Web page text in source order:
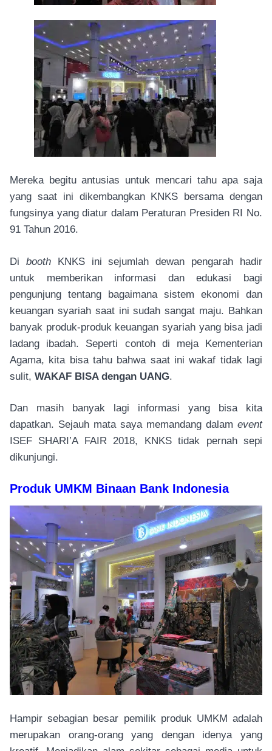
Mereka begitu antusias untuk mencari tahu apa saja
yang saat ini dikembangkan KNKS bersama dengan
fungsinya yang diatur dalam Peraturan Presiden RI No.
91 Tahun 2016.
Di booth KNKS ini sejumlah dewan pengarah hadir
untuk memberikan informasi dan edukasi bagi
pengunjung tentang bagaimana sistem ekonomi dan
keuangan syariah saat ini sudah sangat maju. Bahkan
banyak produk-produk keuangan syariah yang bisa jadi
ladang ibadah. Seperti contoh di meja Kementerian
Agama, kita bisa tahu bahwa saat ini wakaf tidak lagi
sulit, WAKAF BISA dengan UANG.
Dan masih banyak lagi informasi yang bisa kita
dapatkan. Sejauh mata saya memandang dalam event
ISEF SHARI’A FAIR 2018, KNKS tidak pernah sepi
dikunjungi.
Produk UMKM Binaan Bank Indonesia
Hampir sebagian besar pemilik produk UMKM adalah
merupakan orang-orang yang dengan idenya yang